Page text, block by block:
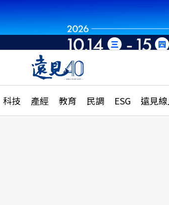
科技 產經 教育 民調 ESG 遠見
特輯
大學升學、職涯攻略
縣市施政調查全解析